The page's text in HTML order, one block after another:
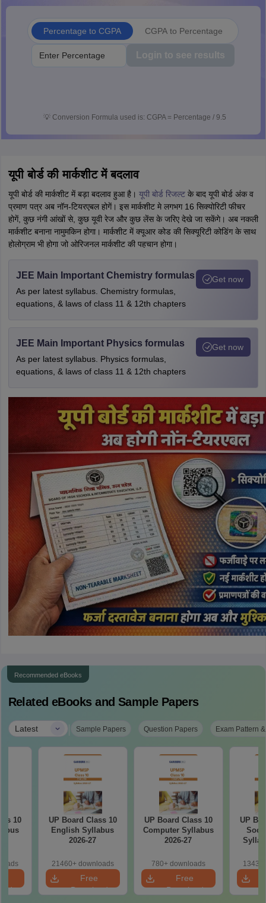
Percentage to CGPA CGPA to Percentage
Login to see results
💡 Conversion Formula used is: CGPA = Percentage / 9.5
यूपी बोर्ड की मार्कशीट में बदलाव
यूपी बोर्ड की मार्कशीट में बड़ा बदलाव हुआ है। यूपी बोर्ड रिजल्टके बाद यूपी बोर्ड अंक व
प्रमाण पत्र अब नॉन-टियरएबल होगें। इस मार्कशीट मे लगभग 16 सिक्योरिटी फीचर
होगें, कुछ नंगी आंखों से, कुछ यूवी रेज और कुछ लेंस के जरिए देखे जा सकेंगे। अब नकली
मार्कशीट बनाना नामुमकिन होगा। मार्कशीट में क्यूआर कोड की सिक्यूरिटी कोडिंग के साथ
होलोग्राम भी होगा जो ओरिजनल मार्कशीट की पहचान होगा।
JEE Main Important Chemistry formulas
As per latest syllabus. Chemistry formulas,
equations, & laws of class 11 & 12th chapters
Get now
JEE Main Important Physics formulas
As per latest syllabus. Physics formulas,
equations, & laws of class 11 & 12th chapters
Get now
Recommended eBooks
Related eBooks and Sample Papers
Latest | Sample Papers Question Papers Exam Pattern
10
UP Board Class 10
English Syllabus
2026-27
21460+ downloads
Free
Download
UP Board Class 10
Computer Syllabus
2026-27
780+ downloads
Free
Download
UP